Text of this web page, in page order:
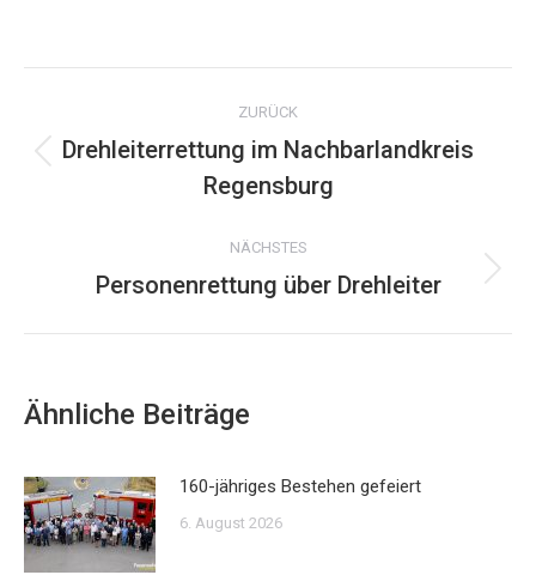
WhatsApp
Kommentarnavigation
ZURÜCK
Beitrag:
Drehleiterrettung im Nachbarlandkreis
Regensburg
NÄCHSTES
Nächster
Personenrettung über Drehleiter
Ähnliche Beiträge
160-jähriges Bestehen gefeiert
6. August 2026